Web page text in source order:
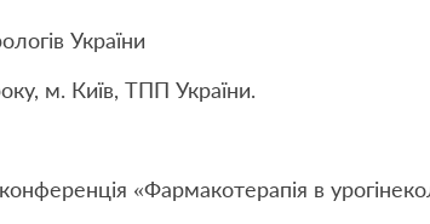
України
м. Київ, ТПП України.
«Фармакотерапія в